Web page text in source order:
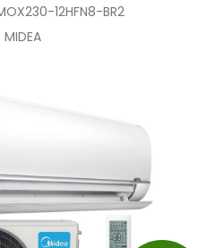
12HFN8-BR2
MIDEA